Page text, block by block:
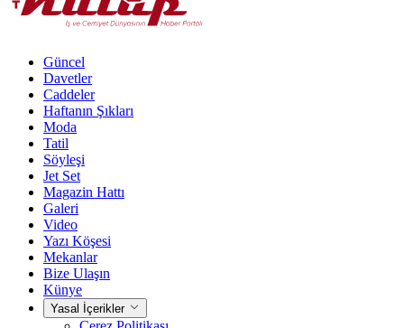
Güncel
Davetler
Caddeler
Haftanın Şıkları
Moda
Tatil
Söyleşi
Jet Set
Magazin Hattı
Galeri
Video
Yazı Köşesi
Mekanlar
Bize Ulaşın
Künye
Yasal İçerikler